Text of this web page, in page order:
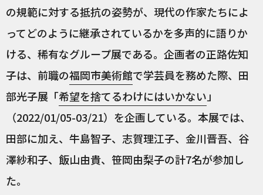
の規範に対する抵抗の姿勢が、現代の作家たちによ
ってどのように継承されているかを多声的に語りか
ける、稀有なグループ展である。企画者の正路佐知
子は、前職の福岡市美術館で学芸員を務めた際、田
部光子展「希望を捨てるわけにはいかない」
（2022/01/05-03/21）を企画している。本展では、
田部に加え、牛島智子、志賀理江子、金川晋吾、谷
澤紗和子、飯山由貴、笹岡由梨子の計7名が参加し
た。